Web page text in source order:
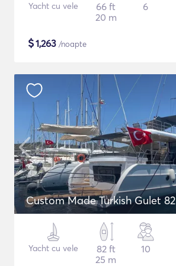
Yacht cu vele
66 ft
20 m
6
$1,263 /noapte
Custom Made Turkish Gulet 82
Yacht cu vele
82 ft
25 m
10